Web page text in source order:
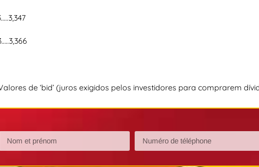
de ‘bid’ (juros exigidos pelos investidores para comprarem